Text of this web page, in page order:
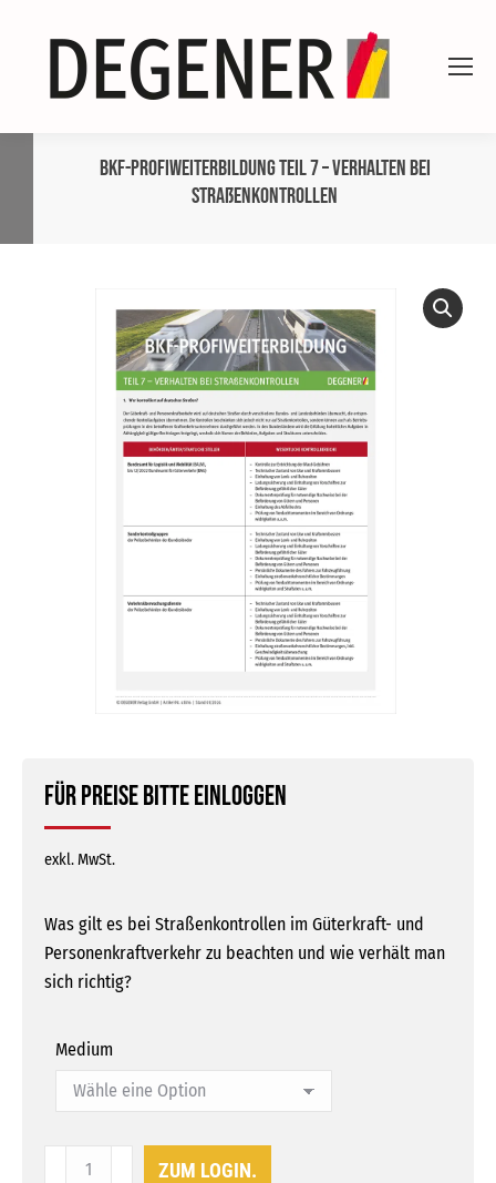
BKF-ProfiWeiterbildung Teil 7 – Verhalten bei
Straßenkontrollen
Für Preise bitte einloggen
exkl. MwSt.
Was gilt es bei Straßenkontrollen im Güterkraft- und
Personenkraftverkehr zu beachten und wie verhält man
sich richtig?
Medium
ZUM LOGIN.